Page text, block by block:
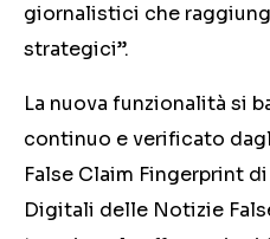
giornalistici che
strategici”.
La nuova funzionalità si
continuo e verificato
False Claim Fingerprint
Digitali delle Notizie